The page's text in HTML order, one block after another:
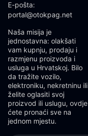
E-pošta:
portal@otokpag.net
Naša misija je
jednostavna: olakšati
vam kupnju, prodaju i
razmjenu proizvoda i
usluga u Hrvatskoj. Bilo
da tražite vozilo,
elektroniku, nekretninu ili
želite oglasiti svoj
proizvod ili uslugu, ovdje
ćete pronaći sve na
jednom mjestu.